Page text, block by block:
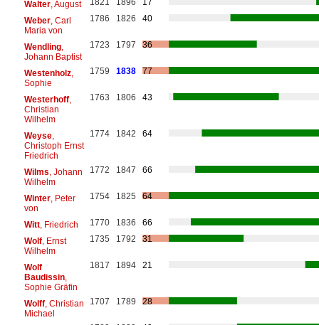
Walter, August 1821 1896
17
Weber, Carl
Maria von
1786 1826 40
Wendling,
Johann Baptist
1723 1797 36
Westenholz,
Sophie
1759 1838 77
Westerhoff,
Christian
Wilhelm
1763 1806 43
Weyse,
Christoph Ernst
Friedrich
1774 1842 64
Wilms , Johann
Wilhelm
1772 1847 66
Winter, Peter
von
1754 1825 64
Witt, Friedrich 1770 1836
66
Wolf, Ernst
Wilhelm
1735 1792 31
Wolf
Baudissin,
Sophie Gräfin
1817 1894 21
Wolff, Christian
Michael
1707 1789 28